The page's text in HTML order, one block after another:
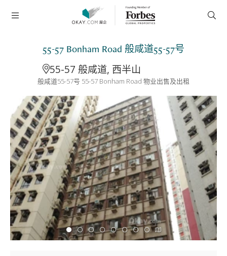
55-57 Bonham Road 般咸道55-57号
55-57 般咸道, 西半山
般咸道55-57号 55-57 Bonham Road 物业出售及出租